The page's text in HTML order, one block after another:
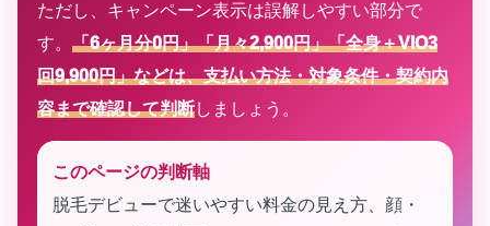
ただし、キャンペーン表示は誤解しやすい部分で
す。 「6ヶ月分0円」「月々2,900円」「全身＋VIO3
回9,900円」などは、支払い方法・対象条件・契約内
容まで確認して判断しましょう。
このページの判断軸
脱毛デビューで迷いやすい料金の見え方、顔・